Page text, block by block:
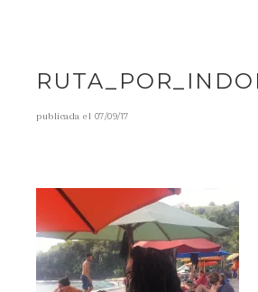
publicada el 07/09/17